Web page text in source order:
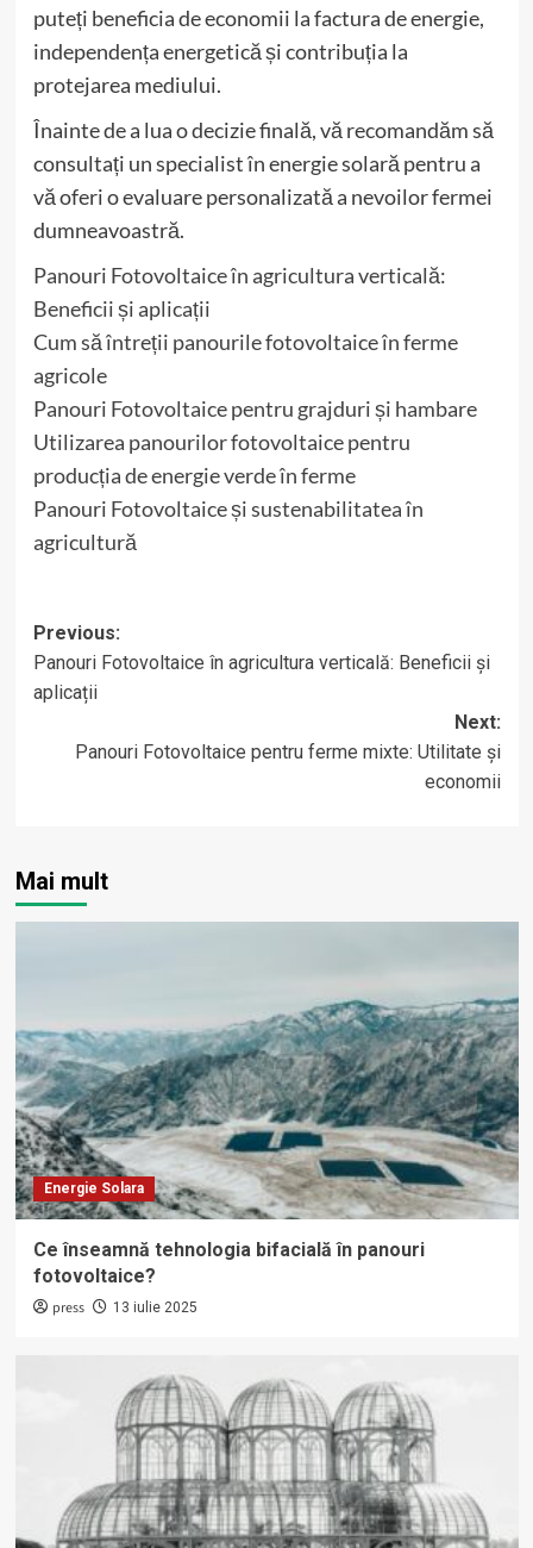
puteți beneficia de economii la factura de energie,
independența energetică și contribuția la
protejarea mediului.
Înainte de a lua o decizie finală, vă recomandăm să
consultați un specialist în energie solară pentru a
vă oferi o evaluare personalizată a nevoilor fermei
dumneavoastră.
Panouri Fotovoltaice în agricultura verticală:
Beneficii și aplicații
Cum să întreții panourile fotovoltaice în ferme
agricole
Panouri Fotovoltaice pentru grajduri și hambare
Utilizarea panourilor fotovoltaice pentru
producția de energie verde în ferme
Panouri Fotovoltaice și sustenabilitatea în
agricultură
Post
navigation
Previous:
Panouri Fotovoltaice în agricultura verticală: Beneficii și
aplicații
Next:
Panouri Fotovoltaice pentru ferme mixte: Utilitate și
economii
Mai mult
Energie Solara
Ce înseamnă tehnologia bifacială în panouri
fotovoltaice?
press 13 iulie 2025